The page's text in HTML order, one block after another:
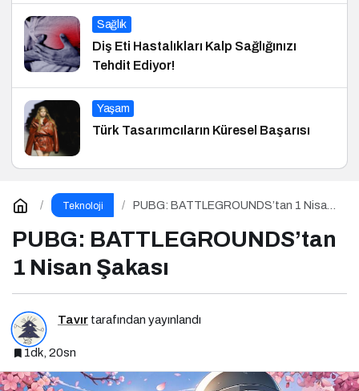
Sağlık
Diş Eti Hastalıkları Kalp Sağlığınızı
Tehdit Ediyor!
Yaşam
Türk Tasarımcıların Küresel Başarısı
Teknoloji
PUBG: BATTLEGROUNDS’tan 1 Nisan
PUBG: BATTLEGROUNDS’tan
1 Nisan Şakası
Tavır tarafından yayınlandı
1dk, 20sn